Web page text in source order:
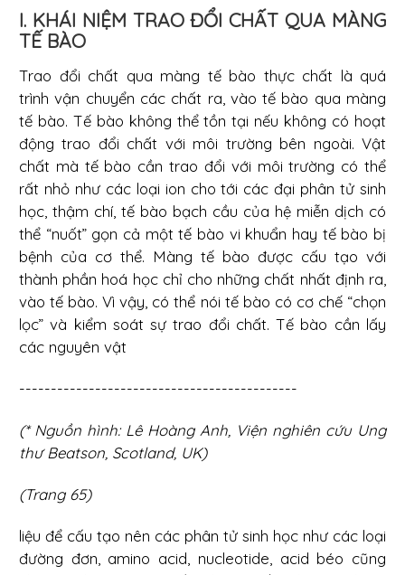
I. KHÁI NIỆM TRAO ĐỔI CHẤT QUA MÀNG
TẾ BÀO
Trao đổi chất qua màng tế bào thực chất là quá
trình vận chuyển các chất ra, vào tế bào qua màng
tế bào. Tế bào không thể tồn tại nếu không có hoạt
động trao đổi chất với môi trường bên ngoài. Vật
chất mà tế bào cần trao đổi với môi trường có thể
rất nhỏ như các loại ion cho tới các đại phân tử sinh
học, thậm chí, tế bào bạch cầu của hệ miễn dịch có
thể “nuốt” gọn cả một tế bào vi khuẩn hay tế bào bị
bệnh của cơ thể. Màng tế bào được cấu tạo với
thành phần hoá học chỉ cho những chất nhất định ra,
vào tế bào. Vì vậy, có thể nói tế bào có cơ chế “chọn
lọc” và kiểm soát sự trao đổi chất. Tế bào cần lấy
các nguyên vật
--------------------------------------------
(* Nguồn hình: Lê Hoàng Anh, Viện nghiên cứu Ung
thư Beatson, Scotland, UK)
(Trang 65)
liệu để cấu tạo nên các phân tử sinh học như các loại
đường đơn, amino acid, nucleotide, acid béo cũng